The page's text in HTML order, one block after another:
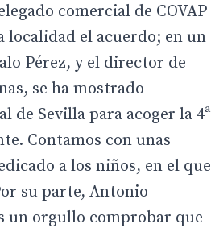
comercial de COVAP
localidad el acuerdo; en un
Pérez, y el director de
se ha mostrado
de Sevilla para acoger la 4ª
Contamos con unas
a los niños, en el que
su parte, Antonio
un orgullo comprobar que